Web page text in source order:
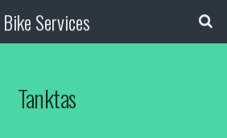
Bike Services
Tanktas